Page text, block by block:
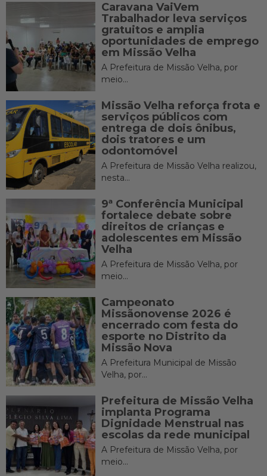
Caravana VaiVem
Trabalhador leva serviços
gratuitos e amplia
oportunidades de emprego
em Missão Velha
A Prefeitura de Missão Velha, por
meio...
Missão Velha reforça frota e
serviços públicos com
entrega de dois ônibus,
dois tratores e um
odontomóvel
A Prefeitura de Missão Velha realizou,
nesta...
9ª Conferência Municipal
fortalece debate sobre
direitos de crianças e
adolescentes em Missão
Velha
A Prefeitura de Missão Velha, por
meio...
Campeonato
Missãonovense 2026 é
encerrado com festa do
esporte no Distrito da
Missão Nova
A Prefeitura Municipal de Missão
Velha, por...
Prefeitura de Missão Velha
implanta Programa
Dignidade Menstrual nas
escolas da rede municipal
A Prefeitura de Missão Velha, por
meio...